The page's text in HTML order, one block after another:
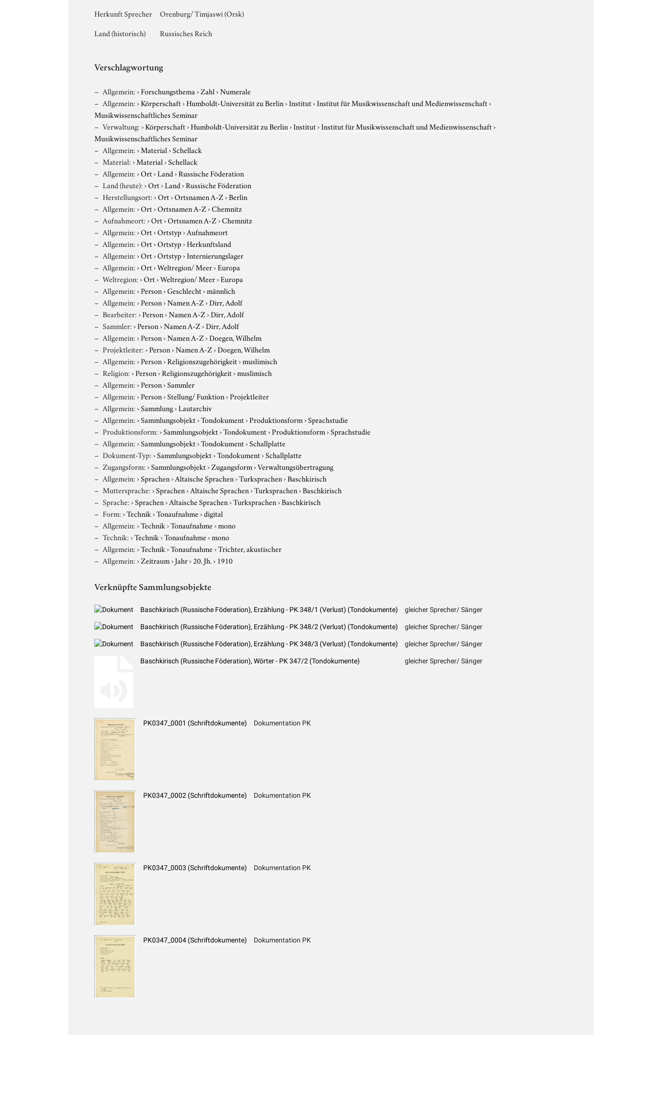
Herkunft Sprecher
Orenburg/ Timjaswi (Orsk)
Land (historisch)
Russisches Reich
Verschlagwortung
Allgemein:›Forschungsthema›Zahl›Numerale
Allgemein:›Körperschaft›Humboldt-Universität zu Berlin›Institut›Institut für Musikwissenschaft und Medienwissenschaft›
Musikwissenschaftliches Seminar
Verwaltung:›Körperschaft›Humboldt-Universität zu Berlin›Institut›Institut für Musikwissenschaft und Medienwissenschaft›
Musikwissenschaftliches Seminar
Allgemein:›Material›Schellack
Material:›Material›Schellack
Allgemein:›Ort›Land›Russische Föderation
Land (heute):›Ort›Land›Russische Föderation
Herstellungsort:›Ort›Ortsnamen A-Z›Berlin
Allgemein:›Ort›Ortsnamen A-Z›Chemnitz
Aufnahmeort:›Ort›Ortsnamen A-Z›Chemnitz
Allgemein:›Ort›Ortstyp›Aufnahmeort
Allgemein:›Ort›Ortstyp›Herkunftsland
Allgemein:›Ort›Ortstyp›Internierungslager
Allgemein:›Ort›Weltregion/ Meer›Europa
Weltregion:›Ort›Weltregion/ Meer›Europa
Allgemein:›Person›Geschlecht›männlich
Allgemein:›Person›Namen A-Z›Dirr, Adolf
Bearbeiter:›Person›Namen A-Z›Dirr, Adolf
Sammler:›Person›Namen A-Z›Dirr, Adolf
Allgemein:›Person›Namen A-Z›Doegen, Wilhelm
Projektleiter:›Person›Namen A-Z›Doegen, Wilhelm
Allgemein:›Person›Religionszugehörigkeit›muslimisch
Religion:›Person›Religionszugehörigkeit›muslimisch
Allgemein:›Person›Sammler
Allgemein:›Person›Stellung/ Funktion›Projektleiter
Allgemein:›Sammlung›Lautarchiv
Allgemein:›Sammlungsobjekt›Tondokument›Produktionsform›Sprachstudie
Produktionsform:›Sammlungsobjekt›Tondokument›Produktionsform›Sprachstudie
Allgemein:›Sammlungsobjekt›Tondokument›Schallplatte
Dokument-Typ:›Sammlungsobjekt›Tondokument›Schallplatte
Zugangsform:›Sammlungsobjekt›Zugangsform›Verwaltungsübertragung
Allgemein:›Sprachen›Altaische Sprachen›Turksprachen›Baschkirisch
Muttersprache:›Sprachen›Altaische Sprachen›Turksprachen›Baschkirisch
Sprache:›Sprachen›Altaische Sprachen›Turksprachen›Baschkirisch
Form:›Technik›Tonaufnahme›digital
Allgemein:›Technik›Tonaufnahme›mono
Technik:›Technik›Tonaufnahme›mono
Allgemein:›Technik›Tonaufnahme›Trichter, akustischer
Allgemein:›Zeitraum›Jahr›20. Jh.› 1910
Verknüpfte Sammlungsobjekte
Baschkirisch (Russische Föderation), Erzählung - PK 348/1 (Verlust) (Tondokumente) gleicher Sprecher/ Sänger
Baschkirisch (Russische Föderation), Erzählung - PK 348/2 (Verlust) (Tondokumente) gleicher Sprecher/ Sänger
Baschkirisch (Russische Föderation), Erzählung - PK 348/3 (Verlust) (Tondokumente) gleicher Sprecher/ Sänger
Baschkirisch (Russische Föderation), Wörter - PK 347/2 (Tondokumente) gleicher Sprecher/ Sänger
PK0347_0001 (Schriftdokumente) Dokumentation PK
PK0347_0002 (Schriftdokumente) Dokumentation PK
PK0347_0003 (Schriftdokumente) Dokumentation PK
PK0347_0004 (Schriftdokumente) Dokumentation PK